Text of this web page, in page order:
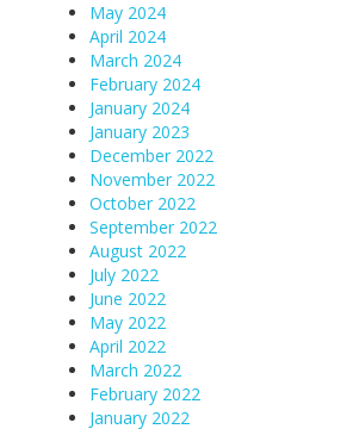
May 2024
April 2024
March 2024
February 2024
January 2024
January 2023
December 2022
November 2022
October 2022
September 2022
August 2022
July 2022
June 2022
May 2022
April 2022
March 2022
February 2022
January 2022